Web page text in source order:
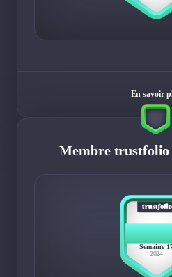
En savoir
Membre trustfolio
BEST
Semaine
2024